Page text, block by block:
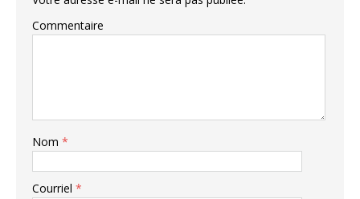
Commentaire
Nom *
Courriel *